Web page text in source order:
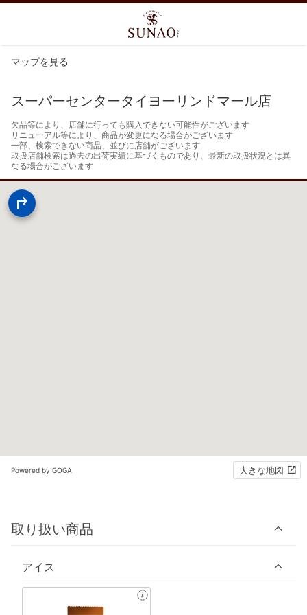
マップを見る
スーパーセンタータイヨーリンドマール店
欠品等により、店舗に行っても購入できない可能性がございます
リニューアル等により、商品が変更になる場合がございます
一部、検索できない商品、並びに店舗がございます
取扱店舗検索は過去の出荷実績に基づくものであり、最新の取扱状況とは異
なる場合がございます
Powered by GOGA 大きな地図
取り扱い商品
アイス